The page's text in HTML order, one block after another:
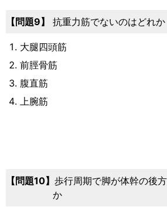
9 抗重力筋でないのはどれか
大腿四頭筋
前脛骨筋
腹直筋
上腕筋
10
歩行周期で脚が体幹の後
か